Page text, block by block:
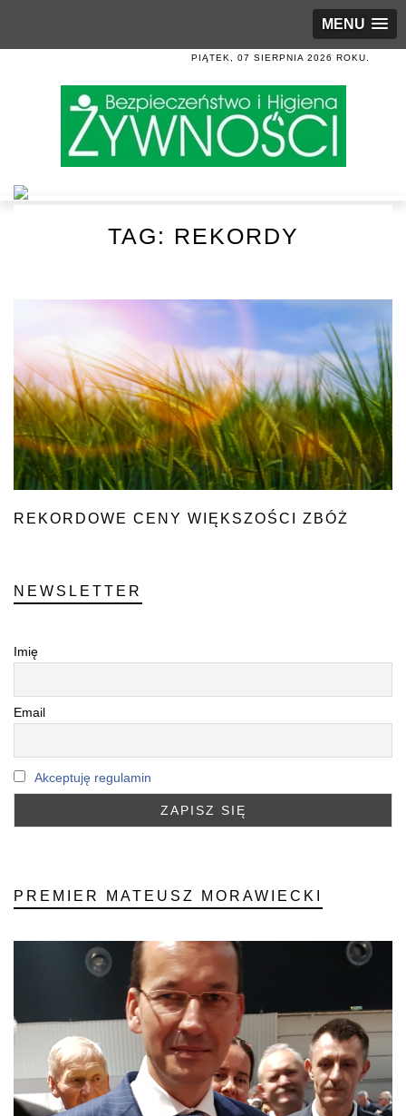
MENU
PIĄTEK, 07 SIERPNIA 2026 ROKU.
TAG: REKORDY
REKORDOWE CENY WIĘKSZOŚCI ZBÓŻ
NEWSLETTER
Imię
Email
Akceptuję regulamin
PREMIER MATEUSZ MORAWIECKI